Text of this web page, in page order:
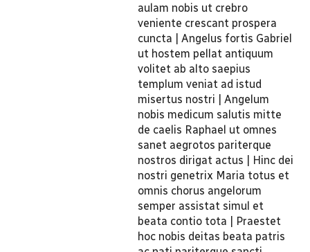
aulam nobis ut crebro
veniente crescant prospera
cuncta | Angelus fortis Gabriel
ut hostem pellat antiquum
volitet ab alto saepius
templum veniat ad istud
misertus nostri | Angelum
nobis medicum salutis mitte
de caelis Raphael ut omnes
sanet aegrotos pariterque
nostros dirigat actus | Hinc dei
nostri genetrix Maria totus et
omnis chorus angelorum
semper assistat simul et
beata contio tota | Praestet
hoc nobis deitas beata patris